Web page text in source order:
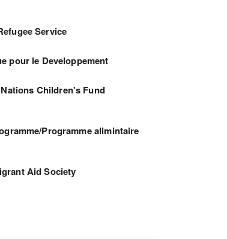
Service
pour le Developpement
Children's Fund
Programme alimintaire
Aid Society